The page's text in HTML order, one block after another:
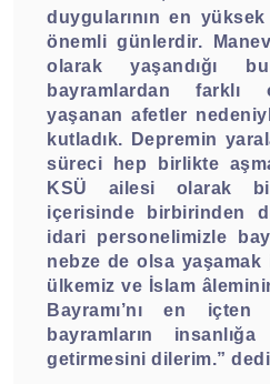
duygularının en
önemli günlerdir.
olarak yaşandığı
bayramlardan farklı
yaşanan afetler
kutladık. Depremin
süreci hep birlikte
KSÜ ailesi olarak
içerisinde birbirinden
idari personelimizle
nebze de olsa
ülkemiz ve İslam
Bayramı’nı en
bayramların
getirmesini dilerim.”